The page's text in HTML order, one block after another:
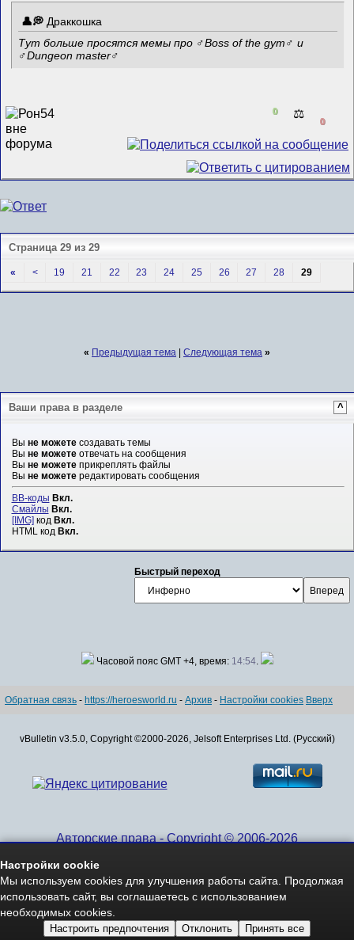
Драккошка
Тут больше просятся мемы про ♂️Boss of the gym♂️ и
♂️Dungeon master♂️
0 ⚖️
0
Страница 29 из 29
« < 19 21 22 23 24 25 26 27 28 29
« Предыдущая тема Следующая тема »
Ваши права в разделе ^
Вы не можетесоздавать темы
Вы не можетеотвечать на сообщения
Вы не можетеприкреплять файлы
Вы не можетередактировать сообщения
BB-коды Вкл.
Смайлы Вкл.
[IMG]код Вкл.
HTML код Вкл.
Быстрый переход
Часовой пояс GMT +4, время: 14:54.
Обратная связь - https://heroesworld.ru - Архив - Настройки cookies Вверх
vBulletin v3.5.0, Copyright ©2000-2026, Jelsoft Enterprises Ltd. (Русский)
Авторские права - Copyright © 2006-2026
Настройки cookie
Мы используем cookies для улучшения работы сайта. Продолжая
использовать сайт, вы соглашаетесь с использованием
необходимых cookies.
Настроить предпочтения Отклонить Принять все